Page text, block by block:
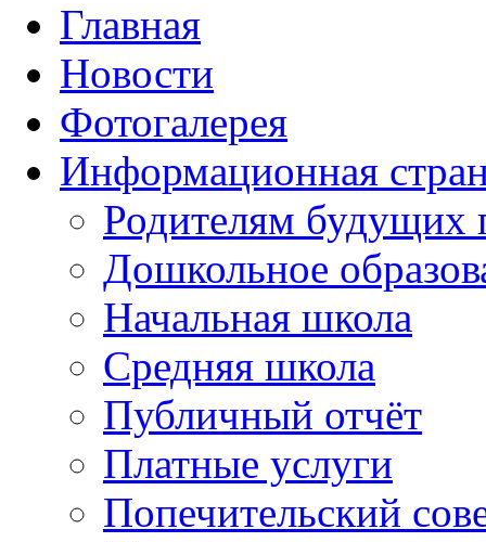
Главная
Новости
Фотогалерея
Информационная
Родителям будущих
Дошкольное
Начальная школа
Средняя школа
Публичный отчёт
Платные услуги
Попечительский